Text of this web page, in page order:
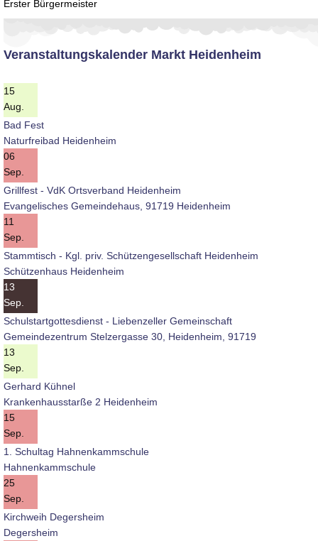
Erster Bürgermeister
Veranstaltungskalender Markt Heidenheim
15
Aug.
Bad Fest
Naturfreibad Heidenheim
06
Sep.
Grillfest - VdK Ortsverband Heidenheim
Evangelisches Gemeindehaus, 91719 Heidenheim
11
Sep.
Stammtisch - Kgl. priv. Schützengesellschaft Heidenheim
Schützenhaus Heidenheim
13
Sep.
Schulstartgottesdienst - Liebenzeller Gemeinschaft
Gemeindezentrum Stelzergasse 30, Heidenheim, 91719
13
Sep.
Gerhard Kühnel
Krankenhausstarße 2 Heidenheim
15
Sep.
1. Schultag Hahnenkammschule
Hahnenkammschule
25
Sep.
Kirchweih Degersheim
Degersheim